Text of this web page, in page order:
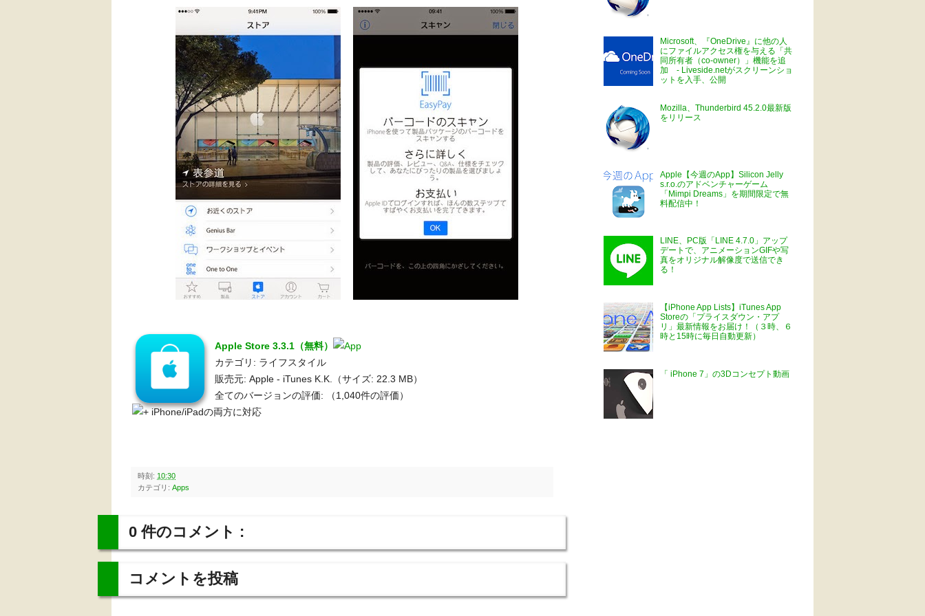
Apple Store 3.3.1（無料）
カテゴリ: ライフスタイル
販売元: Apple - iTunes K.K.（サイズ: 22.3 MB）
全てのバージョンの評価:
（1,040件の評価）
iPhone/iPadの両方に対応
時刻: 10:30
カテゴリ: Apps
0 件のコメント :
コメントを投稿
Microsoft、『OneDrive』に他の人
にファイルアクセス権を与える「共
同所有者（co-owner）」機能を追
加 - Liveside.netがスクリーンショ
ットを入手、公開
Mozilla、Thunderbird 45.2.0最新版
をリリース
Apple【今週のApp】Silicon Jelly
s.r.o.のアドベンチャーゲーム
「Mimpi Dreams」を期間限定で無
料配信中！
LINE、PC版「LINE 4.7.0」アップ
デートで、アニメーションGIFや写
真をオリジナル解像度で送信でき
る！
【iPhone App Lists】iTunes App
Storeの「プライスダウン・アプ
リ」最新情報をお届け！（３時、６
時と15時に毎日自動更新）
「 iPhone 7」の3Dコンセプト動画